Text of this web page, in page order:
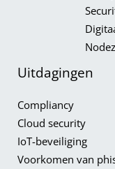
Uitdagingen
Compliancy​
Cloud security
IoT-beveiliging
Voorkomen van